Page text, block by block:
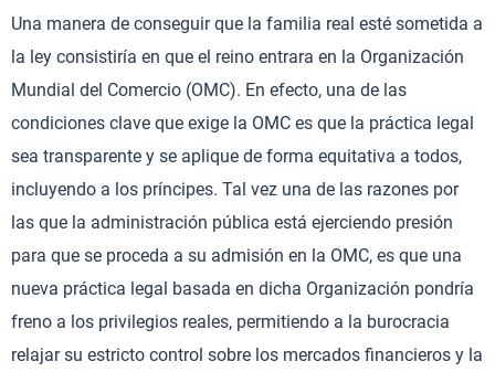
Una manera de conseguir que la familia real esté sometida a
la ley consistiría en que el reino entrara en la Organización
Mundial del Comercio (OMC). En efecto, una de las
condiciones clave que exige la OMC es que la práctica legal
sea transparente y se aplique de forma equitativa a todos,
incluyendo a los príncipes. Tal vez una de las razones por
las que la administración pública está ejerciendo presión
para que se proceda a su admisión en la OMC, es que una
nueva práctica legal basada en dicha Organización pondría
freno a los privilegios reales, permitiendo a la burocracia
relajar su estricto control sobre los mercados financieros y la